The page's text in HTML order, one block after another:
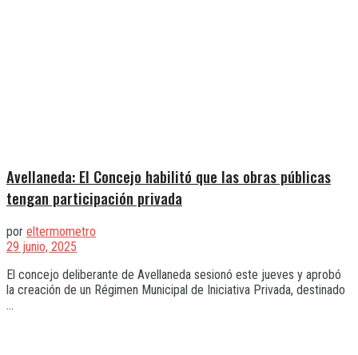
Avellaneda: El Concejo habilitó que las obras públicas
tengan participación privada
por eltermometro
29 junio, 2025
El concejo deliberante de Avellaneda sesionó este jueves y aprobó
la creación de un Régimen Municipal de Iniciativa Privada, destinado
...